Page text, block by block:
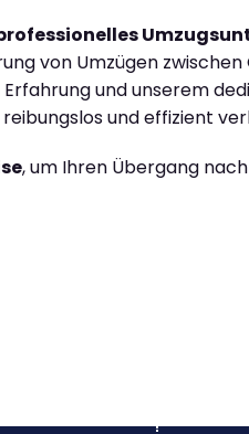
von Umzügen
und unserem
und effizient
, um Ihren Übergang